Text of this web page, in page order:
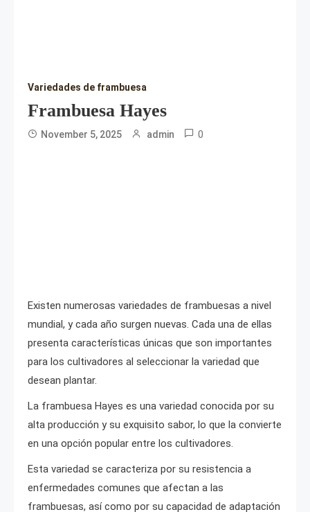
Variedades de frambuesa
Frambuesa Hayes
November 5, 2025 admin 0
Existen numerosas variedades de frambuesas a nivel
mundial, y cada año surgen nuevas. Cada una de ellas
presenta características únicas que son importantes
para los cultivadores al seleccionar la variedad que
desean plantar.
La frambuesa Hayes es una variedad conocida por su
alta producción y su exquisito sabor, lo que la convierte
en una opción popular entre los cultivadores.
Esta variedad se caracteriza por su resistencia a
enfermedades comunes que afectan a las
frambuesas, así como por su capacidad de adaptación